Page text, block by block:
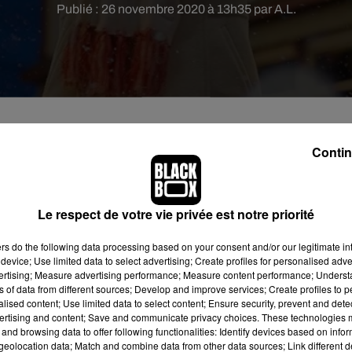
Publié : 26 novembre 2020 à 13h35 par A.L.
à regarder des films de Noël, le tout en étant
de vin chaud, décoration et films de Noël à gogo. Ça
de job qui va en ravir plus d'un : être rémunéré 2.500 dollars
en 25 jours ! En effet, cette offre d’emploi, baptiséeHollyday
à célébrer cette fête dès le 1er novembre et que vous avez
pour vous !", stipule l'annonce.
Le respect de votre vie privée est notre priorité
do the following data processing based on your consent and/or our legitimate
Use limited data to select advertising; Create profiles for personalised
Measure advertising performance; Measure content performance;
of data from different sources; Develop and improve services; Create profiles to
content; Use limited data to select content; Ensure security, prevent and
and content; Save and communicate privacy choices. These technologies
browsing data to offer following functionalities: Identify devices based on
data; Match and combine data from other data sources; Link different